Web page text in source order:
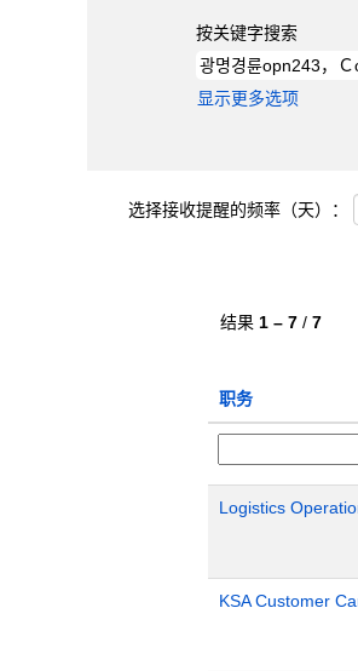
按关键字搜索
显示更多选项
选择接收提醒的频率（天）：
结果 1 – 7 / 7
职务
Logistics
KSA Customer